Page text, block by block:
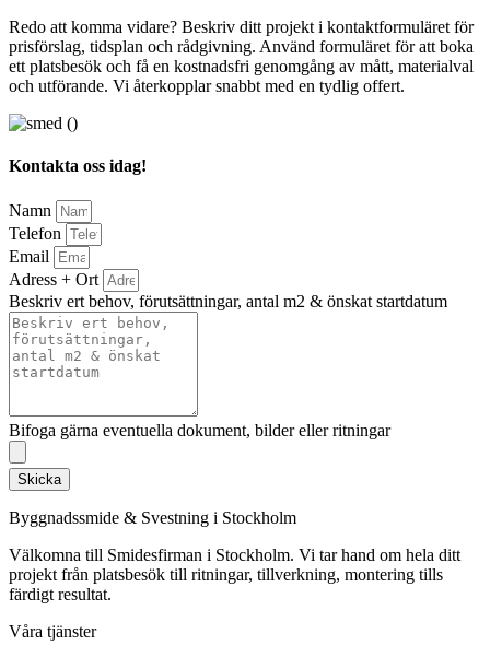
Redo att komma vidare? Beskriv ditt projekt i kontaktformuläret för
prisförslag, tidsplan och rådgivning. Använd formuläret för att boka
ett platsbesök och få en kostnadsfri genomgång av mått, materialval
och utförande. Vi återkopplar snabbt med en tydlig offert.
Kontakta oss idag!
Namn
Telefon
Email
Adress + Ort
Beskriv ert behov, förutsättningar, antal m2 & önskat startdatum
Bifoga gärna eventuella dokument, bilder eller ritningar
Skicka
Byggnadssmide & Svestning i Stockholm
Välkomna till Smidesfirman i Stockholm. Vi tar hand om hela ditt
projekt från platsbesök till ritningar, tillverkning, montering tills
färdigt resultat.
Våra tjänster